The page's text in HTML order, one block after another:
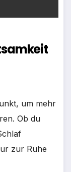
um mehr
Ob du
zur Ruhe